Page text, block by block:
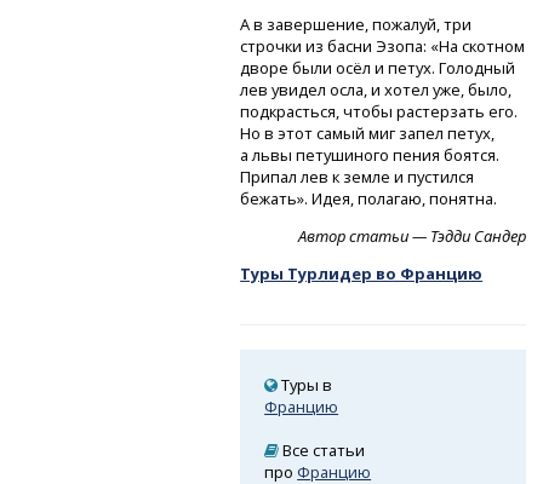
А в завершение, пожалуй, три
строчки из басни Эзопа: «На скотном
дворе были осёл и петух. Голодный
лев увидел осла, и хотел уже, было,
подкрасться, чтобы растерзать его.
Но в этот самый миг запел петух,
а львы петушиного пения боятся.
Припал лев к земле и пустился
бежать». Идея, полагаю, понятна.
Автор статьи — Тэдди Сандер
Туры Турлидер во Францию
Туры в
Францию
Все статьи
про Францию